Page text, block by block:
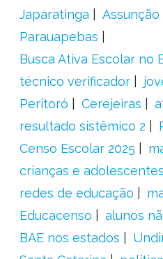
Japaratinga
Assunção
Parauapebas
Busca Ativa Escolar no
técnico verificador
Peritoró
Cerejeiras
resultado sistêmico 2
Censo Escolar 2025
crianças e adolescentes
redes de educação
Educacenso
alunos
BAE nos estados